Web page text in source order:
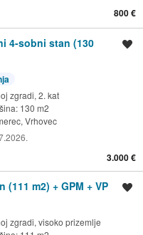
800 €
4-sobni stan (130
zgradi, 2. kat
130 m2
Vrhovec
3.000 €
m2) + GPM + VP
zgradi, visoko prizemlje